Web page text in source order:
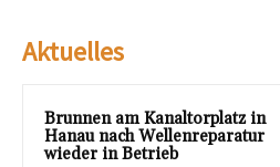
Aktuelles
Brunnen am Kanaltorplatz in
Hanau nach Wellenreparatur
wieder in Betrieb